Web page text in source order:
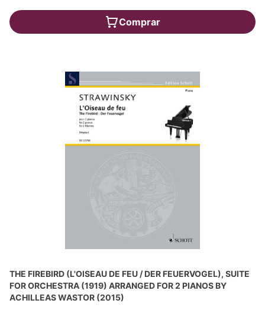
Comprar
THE FIREBIRD (L'OISEAU DE FEU / DER FEUERVOGEL), SUITE
FOR ORCHESTRA (1919) ARRANGED FOR 2 PIANOS BY
ACHILLEAS WASTOR (2015)